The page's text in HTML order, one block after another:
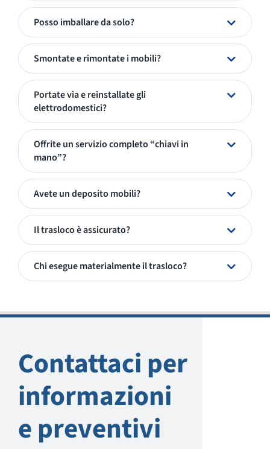
Posso imballare da solo?
Smontate e rimontate i mobili?
Portate via e reinstallate gli
elettrodomestici?
Offrite un servizio completo “chiavi in
mano”?
Avete un deposito mobili?
Il trasloco è assicurato?
Chi esegue materialmente il trasloco?
Contattaci per
informazioni
e preventivi